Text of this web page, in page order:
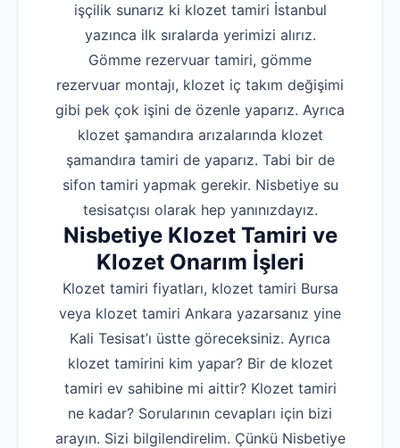
işçilik sunarız ki klozet tamiri İstanbul
yazınca ilk sıralarda yerimizi alırız.
Gömme rezervuar tamiri, gömme
rezervuar montajı, klozet iç takım değişimi
gibi pek çok işini de özenle yaparız. Ayrıca
klozet şamandıra arızalarında klozet
şamandıra tamiri de yaparız. Tabi bir de
sifon tamiri yapmak gerekir. Nisbetiye su
tesisatçısı olarak hep yanınızdayız.
Nisbetiye Klozet Tamiri ve
Klozet Onarım İşleri
Klozet tamiri fiyatları, klozet tamiri Bursa
veya klozet tamiri Ankara yazarsanız yine
Kali Tesisat’ı üstte göreceksiniz. Ayrıca
klozet tamirini kim yapar? Bir de klozet
tamiri ev sahibine mi aittir? Klozet tamiri
ne kadar? Sorularının cevapları için bizi
arayın. Sizi bilgilendirelim. Çünkü Nisbetiye